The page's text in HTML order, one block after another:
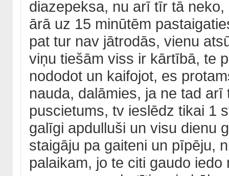
diazepeksa, nu arī tīr tā
ārā uz 15 minūtēm
pat tur nav jātrodās, vienu
viņu tiešām viss ir kārtībā, te
nododot un kaifojot, es
nauda, dalāmies, ja ne tad
puscietums, tv ieslēdz tikai 1
galīgi apdulluši un visu dienu
staigāju pa gaiteni un pīpēju,
palaikam, jo te citi gaudo